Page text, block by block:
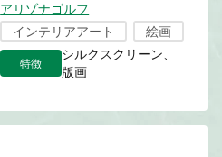
アリゾナゴルフ
インテリアアート
絵画
特徴
シルクスクリーン、
版画